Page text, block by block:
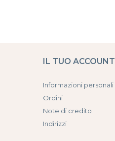
IL TUO ACCOUNT
Informazioni personali
Ordini
Note di credito
Indirizzi